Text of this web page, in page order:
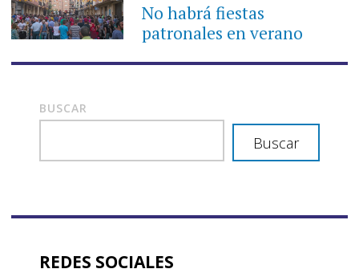
No habrá fiestas
patronales en verano
BUSCAR
Buscar
REDES SOCIALES